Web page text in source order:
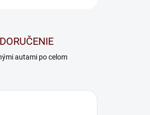
autami po celom